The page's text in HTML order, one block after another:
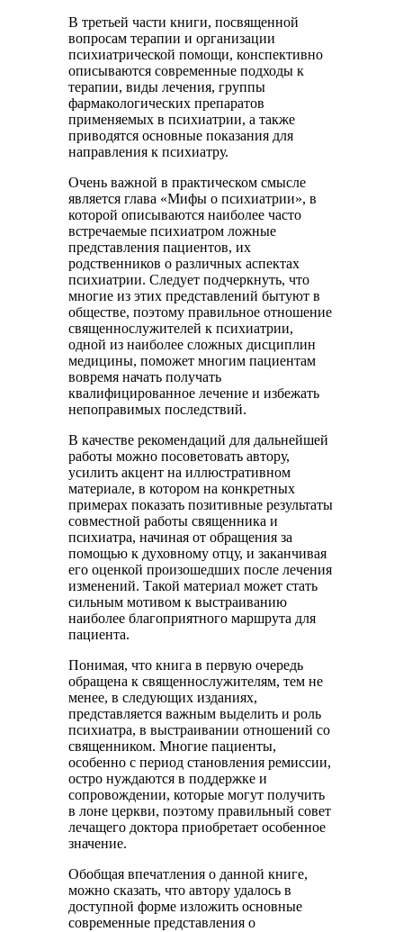
В третьей части книги, посвященной
вопросам терапии и организации
психиатрической помощи, конспективно
описываются современные подходы к
терапии, виды лечения, группы
фармакологических препаратов
применяемых в психиатрии, а также
приводятся основные показания для
направления к психиатру.
Очень важной в практическом смысле
является глава «Мифы о психиатрии», в
которой описываются наиболее часто
встречаемые психиатром ложные
представления пациентов, их
родственников о различных аспектах
психиатрии. Следует подчеркнуть, что
многие из этих представлений бытуют в
обществе, поэтому правильное отношение
священнослужителей к психиатрии,
одной из наиболее сложных дисциплин
медицины, поможет многим пациентам
вовремя начать получать
квалифицированное лечение и избежать
непоправимых последствий.
В качестве рекомендаций для дальнейшей
работы можно посоветовать автору,
усилить акцент на иллюстративном
материале, в котором на конкретных
примерах показать позитивные результаты
совместной работы священника и
психиатра, начиная от обращения за
помощью к духовному отцу, и заканчивая
его оценкой произошедших после лечения
изменений. Такой материал может стать
сильным мотивом к выстраиванию
наиболее благоприятного маршрута для
пациента.
Понимая, что книга в первую очередь
обращена к священнослужителям, тем не
менее, в следующих изданиях,
представляется важным выделить и роль
психиатра, в выстраивании отношений со
священником. Многие пациенты,
особенно с период становления ремиссии,
остро нуждаются в поддержке и
сопровождении, которые могут получить
в лоне церкви, поэтому правильный совет
лечащего доктора приобретает особенное
значение.
Обобщая впечатления о данной книге,
можно сказать, что автору удалось в
доступной форме изложить основные
современные представления о